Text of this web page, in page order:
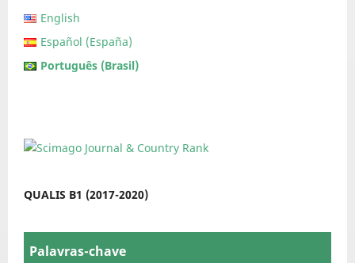
English
Español (España)
Português (Brasil)
QUALIS B1 (2017-2020)
Palavras-chave